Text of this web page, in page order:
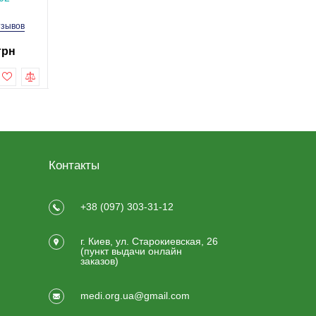
Контакты
+38 (097) 303-31-12
г. Киев, ул. Старокиевская, 26
(пункт выдачи онлайн
заказов)
medi.org.ua@gmail.com